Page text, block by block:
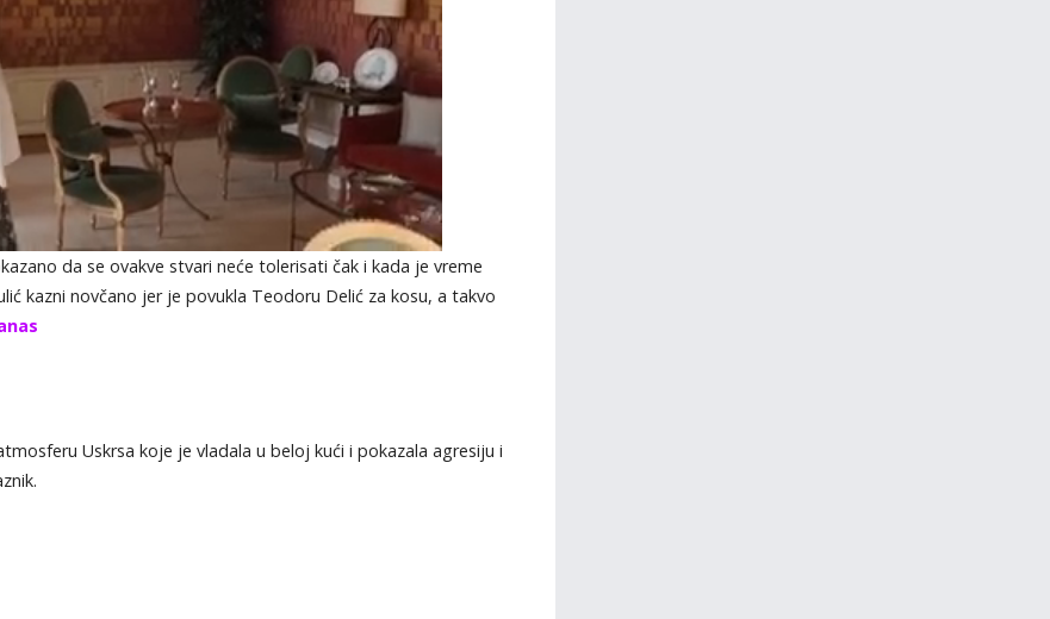
da se ovakve stvari neće tolerisati čak i kada je vreme
kazni novčano jer je povukla Teodoru Delić za kosu, a takvo
Uskrsa koje je vladala u beloj kući i pokazala agresiju i